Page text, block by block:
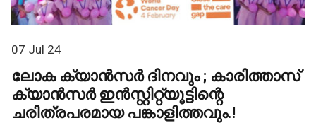
07 Jul 24
ലോക ക്യാൻസർ ദിനവും ; കാരിത്താസ്
ക്യാൻസർ ഇൻസ്റ്റിറ്റ്യൂട്ടിന്റെ
ചരിത്രപരമായ പങ്കാളിത്തവും.!